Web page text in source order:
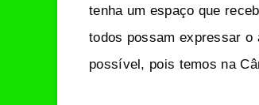
tenha um espaço que
todos possam expressar
possível, pois temos na